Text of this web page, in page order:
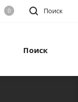
Поиск
0
Поиск